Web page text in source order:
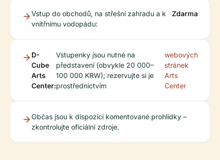
Vstup do obchodů, na střešní zahradu a k
vnitřnímu vodopádu:
Zdarma
D-
Cube
Arts
Center:
Vstupenky jsou nutné na
představení (obvykle 20 000–
100 000 KRW); rezervujte si je
prostřednictvím
webových
stránek
Arts
Center
Občas jsou k dispozici komentované prohlídky –
zkontrolujte oficiální zdroje.